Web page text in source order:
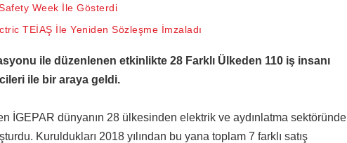
Week İle Gösterdi
TEİAŞ İle Yeniden Sözleşme İmzaladı
ile düzenlenen etkinlikte 28 Farklı Ülkeden 110 iş insanı
ile bir araya geldi.
İGEPAR dünyanın 28 ülkesinden elektrik ve aydınlatma sektöründe
Kuruldukları 2018 yılından bu yana toplam 7 farklı satış